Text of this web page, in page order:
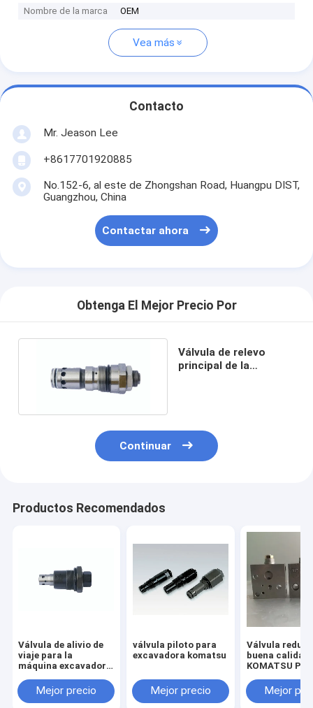
Nombre de la marca
OEM
Vea más
Contacto
Mr. Jeason Lee
+8617701920885
No.152-6, al este de Zhongshan Road, Huangpu DIST,
Guangzhou, China
Contactar ahora
Obtenga El Mejor Precio Por
Válvula de relevo
principal de la
Continuar
Productos Recomendados
Válvula de alivio de
viaje para la
máquina excavadora
Mejor precio
válvula piloto para
excavadora komatsu
Mejor precio
Válvula
buena calidad
KOMATSU
Mejor